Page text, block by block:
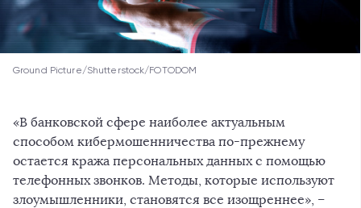
Ground Picture/Shutterstock/FOTODOM
«В банковской сфере наиболее актуальным
способом кибермошенничества по-прежнему
остается кража персональных данных с помощью
телефонных звонков. Методы, которые используют
злоумышленники, становятся все изощреннее», –